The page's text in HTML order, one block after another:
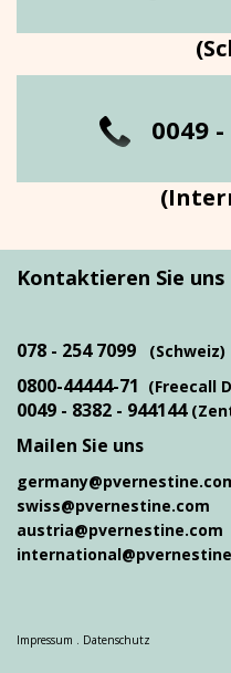
0049
Kontaktieren Sie uns
078 - 254 7099 (Schweiz)
0800-44444-71 (Freecall
0049 - 8382 - 944144
Mailen Sie uns
swiss@pvernestine.com
austria@pvernestine.com
Impressum . Datenschutz